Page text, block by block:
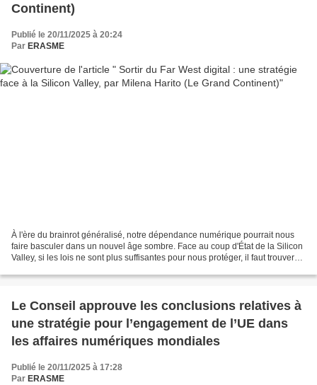
Continent)
Publié le 20/11/2025 à 20:24
Par ERASME
À l'ère du brainrot généralisé, notre dépendance numérique pourrait nous
faire basculer dans un nouvel âge sombre. Face au coup d'État de la Silicon
Valley, si les lois ne sont plus suffisantes pour nous protéger, il faut trouver
Le Conseil approuve les conclusions relatives à
une stratégie pour l’engagement de l’UE dans
les affaires numériques mondiales
Publié le 20/11/2025 à 17:28
Par ERASME